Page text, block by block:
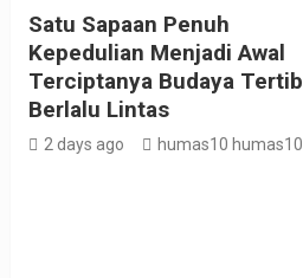
Satu Sapaan Penuh
Kepedulian Menjadi Awal
Terciptanya Budaya Tertib
Berlalu Lintas
2 days ago humas10 humas10